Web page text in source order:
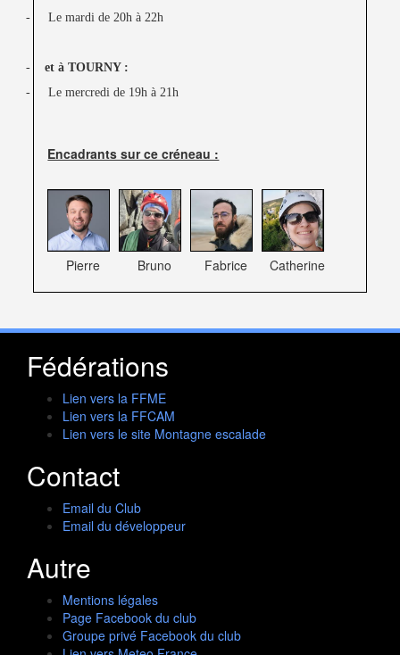
-
Le mardi de 20h à 22h
-
et à TOURNY :
-
Le mercredi de 19h à 21h
Encadrants sur ce créneau :
Pierre Bruno Fabrice Catherine
Fédérations
Lien vers la FFME
Lien vers la FFCAM
Lien vers le site Montagne escalade
Contact
Email du Club
Email du développeur
Autre
Mentions légales
Page Facebook du club
Groupe privé Facebook du club